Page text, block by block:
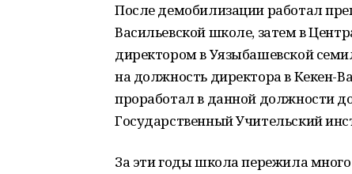
После демобилизации работал
Васильевской школе, затем в
директором в Уязыбашевской
на должность директора в Кекен-
проработал в данной должности
Государственный Учительский
За эти годы школа пережила